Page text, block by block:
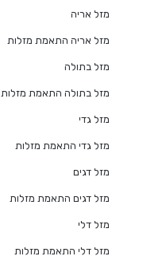
מזל אריה
מזל אריה התאמת מזלות
מזל בתולה
מזל בתולה התאמת מזלות
מזל גדי
מזל גדי התאמת מזלות
מזל דגים
מזל דגים התאמת מזלות
מזל דלי
מזל דלי התאמת מזלות